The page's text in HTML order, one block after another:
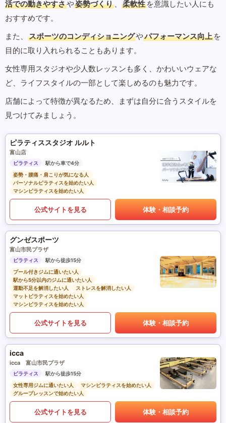
活での動きやすさや姿勢づくり 、 柔軟性 を意識したい人にも
おすすめです。
また、
スポーツのコンディショニングやパフォーマンス向上 を
目的に取り入れられることもあります。
女性専用スタジオや少人数レッスンも多く、かわいいウェアな
ど、ライフスタイルの一部として楽しめるのも魅力です。
店舗によって特徴が異なるため、まずは自分に合うスタイルを
見つけてみましょう。
ピラティススタジオ ルルト
富山店
ピラティス
駅から車で4分
姿勢・腰痛・肩こりが気になる人
パーソナルピラティスを始めたい人
マシンピラティスを始めたい人
公式サイトを見る 体験・相談予約
グンゼスポーツ
富山市民プラザ
ピラティス
駅から徒歩15分
プール付きジムに通いたい人
駅から5分以内のジムに通いたい人
運動不足を解消したい人
ストレスを解消したい人
マットピラティスを始めたい人
マシンピラティスを始めたい人
公式サイトを見る 体験・相談予約
icca
icca 富山市民プラザ
ピラティス
駅から徒歩15分
女性専用ジムに通いたい人
マシンピラティスを始めたい人
グループレッスンで始めたい人
公式サイトを見る 体験・相談予約